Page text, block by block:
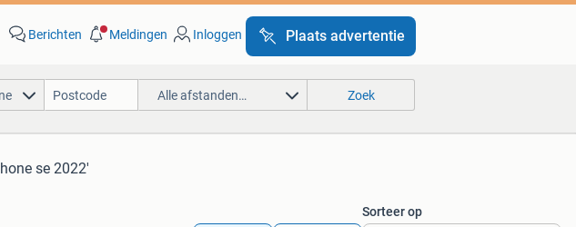
Berichten Meldingen Inloggen Plaats advertentie
Alle afstanden… Zoek
se 2022'
Sorteer op